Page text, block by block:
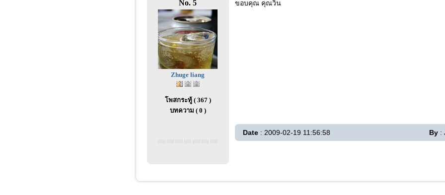
No. 5
Zhuge liang
โพสกระทู้ ( 367 )
บทความ ( 0 )
ขอบคุณ คุณวิน
Date : 2009-02-19 11:56:58 By :